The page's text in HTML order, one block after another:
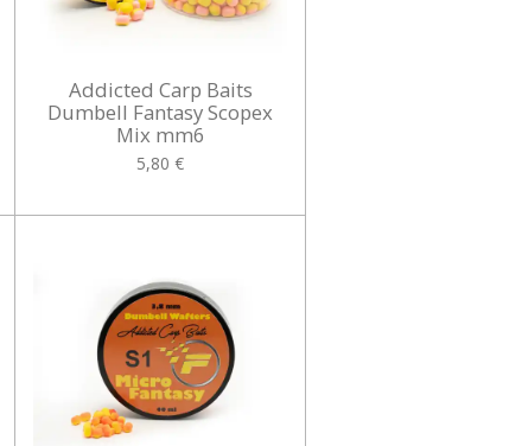
Addicted Carp Baits
Dumbell Fantasy Scopex
Mix mm6
5,80 €